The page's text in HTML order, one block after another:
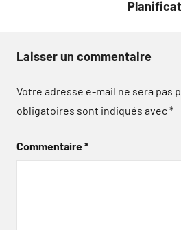
Laisser un commentaire
Votre adresse e-mail ne sera pas
obligatoires sont indiqués avec*
Commentaire*